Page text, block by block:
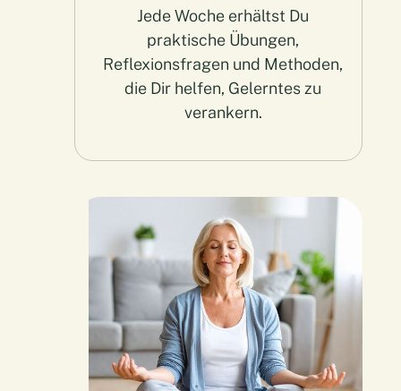
Jede Woche erhältst Du
praktische Übungen,
Reflexionsfragen und Methoden,
die Dir helfen, Gelerntes zu
verankern.